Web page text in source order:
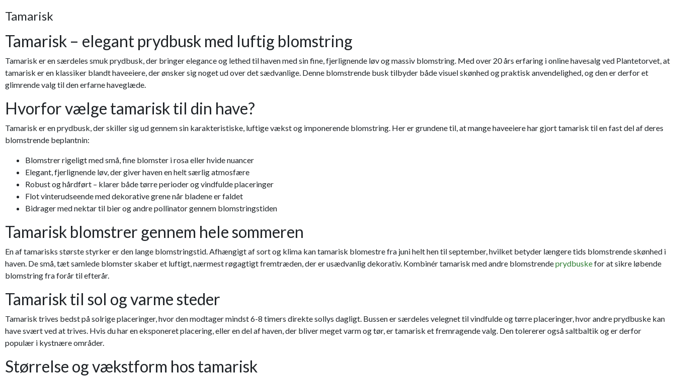
Tamarisk
Tamarisk – elegant prydbusk med luftig blomstring
Tamarisk er en særdeles smuk prydbusk, der bringer elegance og lethed til haven med sin fine, fjerlignende løv og massiv blomstring. Med over 20 års erfaring i online havesalg ved Plantetorvet, at
tamarisk er en klassiker blandt haveeiere, der ønsker sig noget ud over det sædvanlige. Denne blomstrende busk tilbyder både visuel skønhed og praktisk anvendelighed, og den er derfor et
glimrende valg til den erfarne haveglæde.
Hvorfor vælge tamarisk til din have?
Tamarisk er en prydbusk, der skiller sig ud gennem sin karakteristiske, luftige vækst og imponerende blomstring. Her er grundene til, at mange haveeiere har gjort tamarisk til en fast del af deres
blomstrende beplantnin:
Blomstrer rigeligt med små, fine blomster i rosa eller hvide nuancer
Elegant, fjerlignende løv, der giver haven en helt særlig atmosfære
Robust og hårdført – klarer både tørre perioder og vindfulde placeringer
Flot vinterudseende med dekorative grene når bladene er faldet
Bidrager med nektar til bier og andre pollinator gennem blomstringstiden
Tamarisk blomstrer gennem hele sommeren
En af tamarisks største styrker er den lange blomstringstid. Afhængigt af sort og klima kan tamarisk blomestre fra juni helt hen til september, hvilket betyder længere tids blomstrende skønhed i
haven. De små, tæt samlede blomster skaber et luftigt, nærmest røgagtigt fremtræden, der er usædvanlig dekorativ. Kombinér tamarisk med andre blomstrendeprydbuskefor at sikre løbende
blomstring fra forår til efterår.
Tamarisk til sol og varme steder
Tamarisk trives bedst på solrige placeringer, hvor den modtager mindst 6-8 timers direkte sollys dagligt. Bussen er særdeles velegnet til vindfulde og tørre placeringer, hvor andre prydbuske kan
have svært ved at trives. Hvis du har en eksponeret placering, eller en del af haven, der bliver meget varm og tør, er tamarisk et fremragende valg. Den tolererer også saltbaltik og er derfor
populær i kystnære områder.
Størrelse og vækstform hos tamarisk